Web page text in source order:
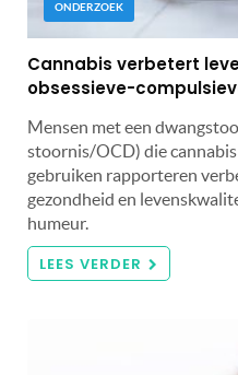
ONDERZOEK
Cannabis verbetert
obsessieve-
Mensen met een
stoornis/OCD) die
gebruiken rapporteren
gezondheid en
humeur.
LEES VERDER